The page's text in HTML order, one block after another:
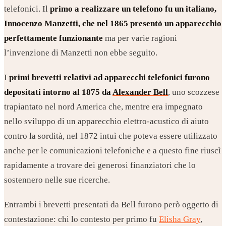
telefonici. Il primo a realizzare un telefono fu un italiano,
Innocenzo Manzetti, che nel 1865 presentò un apparecchio
perfettamente funzionante ma per varie ragioni
l’invenzione di Manzetti non ebbe seguito.
I primi brevetti relativi ad apparecchi telefonici furono
depositati intorno al 1875 daAlexander Bell, uno scozzese
trapiantato nel nord America che, mentre era impegnato
nello sviluppo di un apparecchio elettro-acustico di aiuto
contro la sordità, nel 1872 intuì che poteva essere utilizzato
anche per le comunicazioni telefoniche e a questo fine riuscì
rapidamente a trovare dei generosi finanziatori che lo
sostennero nelle sue ricerche.
Entrambi i brevetti presentati da Bell furono però oggetto di
contestazione: chi lo contesto per primo fu Elisha Gray,